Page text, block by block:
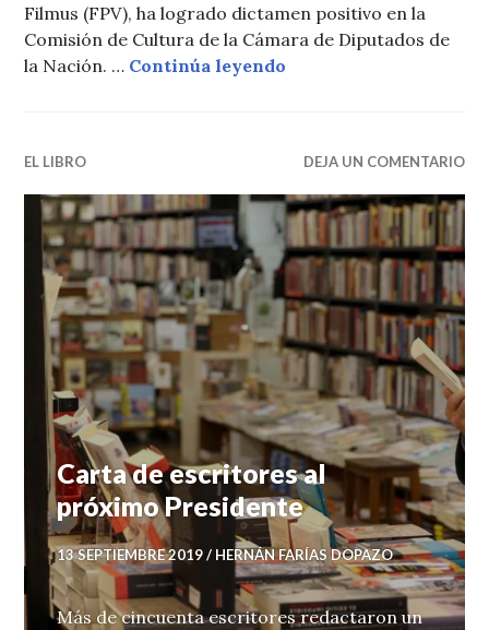
Filmus (FPV), ha logrado dictamen positivo en la
Comisión de Cultura de la Cámara de Diputados de
la Nación. … Continúa leyendo
EL LIBRO DEJA UN COMENTARIO
Carta de escritores al
próximo Presidente
13 SEPTIEMBRE 2019 HERNÁN FARÍAS DOPAZO
Más de cincuenta escritores redactaron un